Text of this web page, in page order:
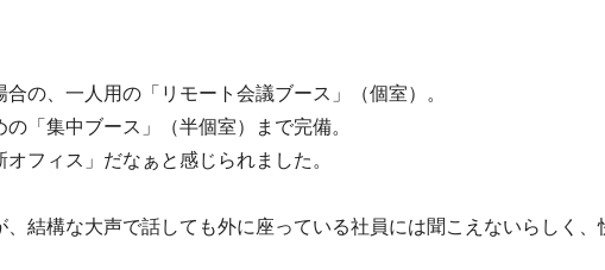
の、一人用の「リモート会議ブース」（個室）。
「集中ブース」（半個室）まで完備。
フィス」だなぁと感じられました。
結構な大声で話しても外に座っている社員には聞こえないらしく、